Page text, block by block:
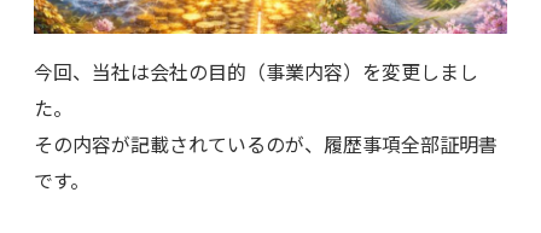
今回、当社は会社の目的（事業内容）を変更しまし
た。
その内容が記載されているのが、履歴事項全部証明書
です。